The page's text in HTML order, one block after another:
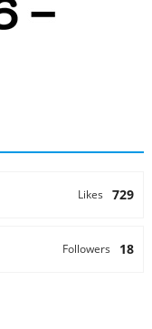
729
Likes
18
Followers